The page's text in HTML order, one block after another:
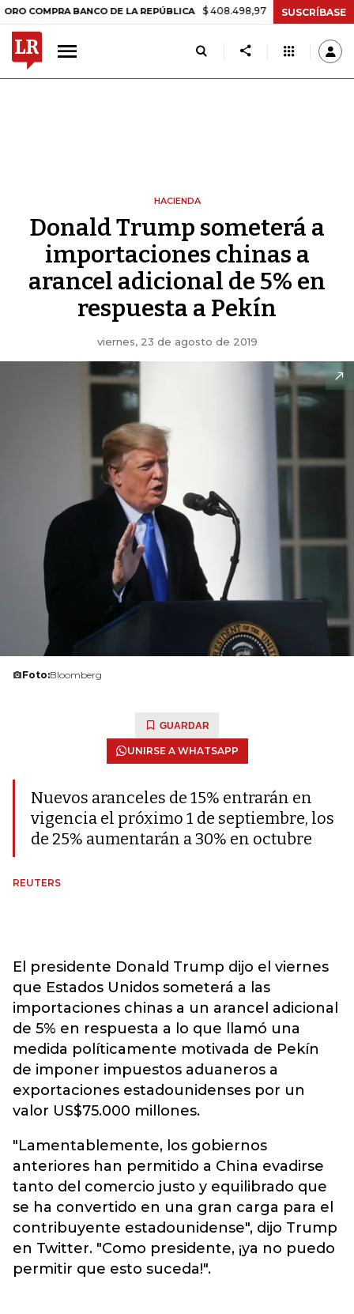
BANCO DE LA REPÚBLICA $ 408.498,97 +$ 8.753,81 +2,19%
SUSCRÍBASE
HACIENDA
Donald Trump someterá a
importaciones chinas a
arancel adicional de 5% en
respuesta a Pekín
viernes, 23 de agosto de 2019
Foto:Bloomberg
GUARDAR
UNIRSE A WHATSAPP
Nuevos aranceles de 15% entrarán en
vigencia el próximo 1 de septiembre, los
de 25% aumentarán a 30% en octubre
REUTERS
El presidente Donald Trump dijo el viernes
que Estados Unidos someterá a las
importaciones chinas a un arancel adicional
de 5% en respuesta a lo que llamó una
medida políticamente motivada de Pekín
de imponer impuestos aduaneros a
exportaciones estadounidenses por un
valor US$75.000 millones.
"Lamentablemente, los gobiernos
anteriores han permitido a China evadirse
tanto del comercio justo y equilibrado que
se ha convertido en una gran carga para el
contribuyente estadounidense", dijo Trump
en Twitter. "Como presidente, ¡ya no puedo
permitir que esto suceda!".